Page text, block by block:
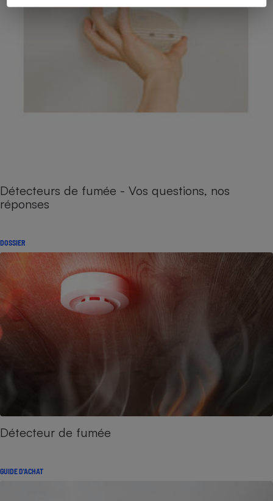
Détecteurs de fumée - Vos questions, nos
réponses
DOSSIER
Détecteur de fumée
GUIDE D'ACHAT